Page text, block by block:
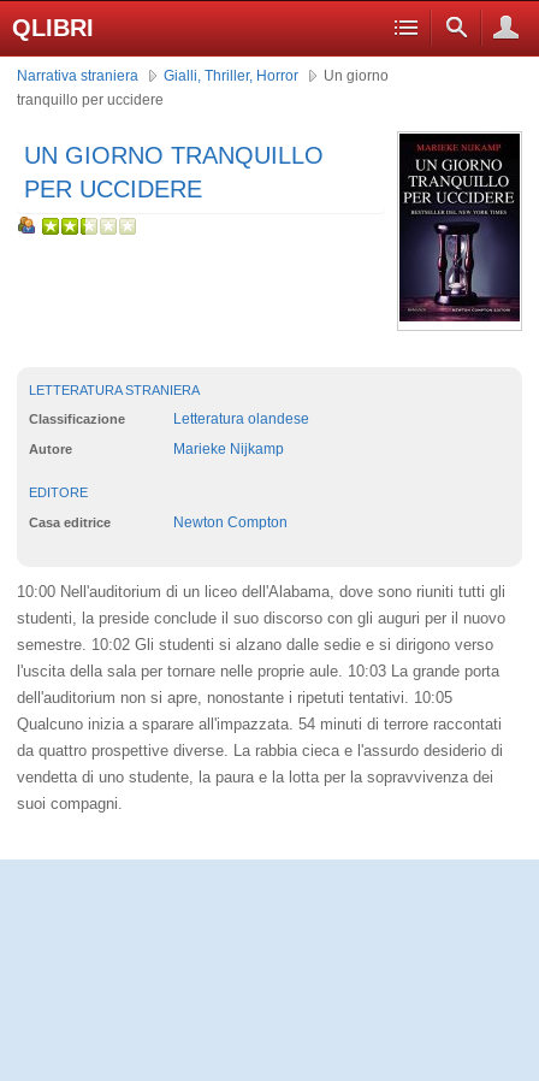
QLIBRI
Narrativa straniera Gialli, Thriller, Horror
Un giorno
tranquillo per uccidere
UN GIORNO TRANQUILLO
PER UCCIDERE
LETTERATURA STRANIERA
Classificazione Letteratura olandese
Autore Marieke Nijkamp
EDITORE
Casa editrice Newton Compton
10:00 Nell'auditorium di un liceo dell'Alabama, dove sono riuniti tutti gli
studenti, la preside conclude il suo discorso con gli auguri per il nuovo
semestre. 10:02 Gli studenti si alzano dalle sedie e si dirigono verso
l'uscita della sala per tornare nelle proprie aule. 10:03 La grande porta
dell'auditorium non si apre, nonostante i ripetuti tentativi. 10:05
Qualcuno inizia a sparare all'impazzata. 54 minuti di terrore raccontati
da quattro prospettive diverse. La rabbia cieca e l'assurdo desiderio di
vendetta di uno studente, la paura e la lotta per la sopravvivenza dei
suoi compagni.